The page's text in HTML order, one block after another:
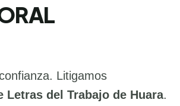
Litigamos
Letras del Trabajo de Huara.